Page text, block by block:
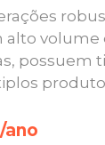
alto volume
possuem
ano